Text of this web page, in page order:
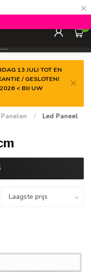
×
0
13 JULI TOT EN
/ GESLOTEN!
< BIJ UW
Panelen /
Led Paneel